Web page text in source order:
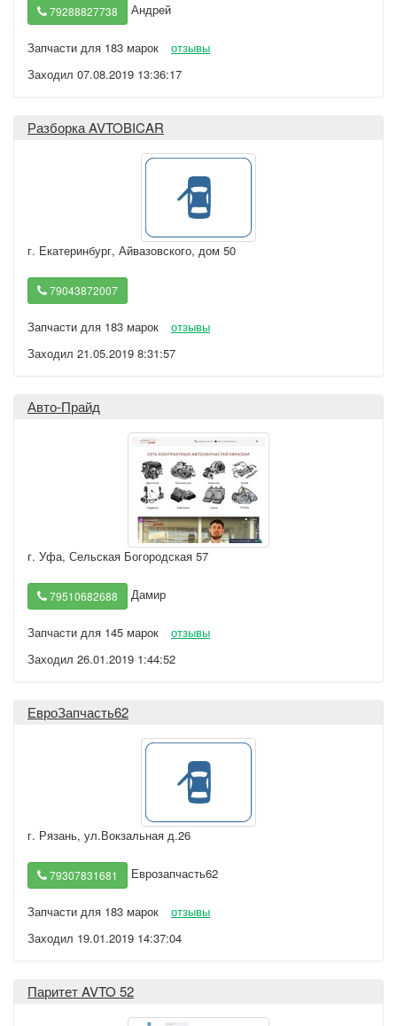
79288827738 Андрей
Запчасти для 183 марок
отзывы
Заходил 07.08.2019 13:36:17
Разборка AVTOBICAR
г. Екатеринбург, Айвазовского, дом 50
79043872007
Запчасти для 183 марок
отзывы
Заходил 21.05.2019 8:31:57
Авто-Прайд
г. Уфа, Сельская Богородская 57
79510682688 Дамир
Запчасти для 145 марок
отзывы
Заходил 26.01.2019 1:44:52
ЕвроЗапчасть62
г. Рязань, ул.Вокзальная д.26
79307831681 Еврозапчасть62
Запчасти для 183 марок
отзывы
Заходил 19.01.2019 14:37:04
Паритет AVTO 52